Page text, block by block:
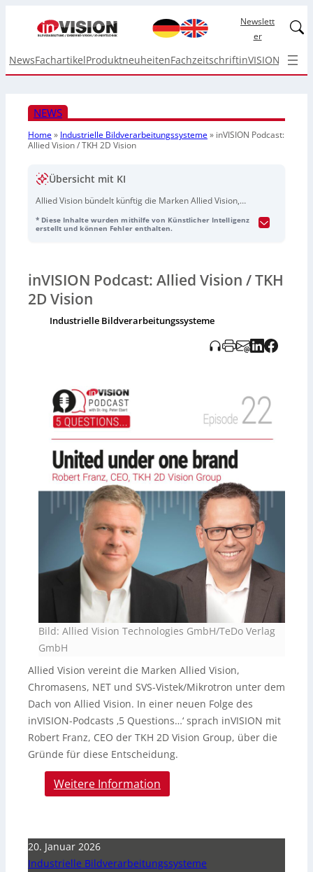
Newslett
er
NewsFachartikelProduktneuheitenFachzeitschriftinVISION Top
NEWS
Home» Industrielle Bildverarbeitungssysteme» inVISION Podcast:
Allied Vision / TKH 2D Vision
Übersicht mit KI
Allied Vision bündelt künftig die Marken Allied Vision,
einem gemeinsamen Dach. In einer neuen Folge des
Tedo-Verlag bereitgestellt.
* Diese Inhalte wurden mithilfe von Künstlicher Intelligenz
erstellt und können Fehler enthalten.
inVISION Podcast: Allied Vision / TKH
2D Vision
Industrielle Bildverarbeitungssysteme
Bild: Allied Vision Technologies GmbH/TeDo Verlag
GmbH
Allied Vision vereint die Marken Allied Vision,
Chromasens, NET und SVS-Vistek/Mikrotron unter dem
Dach von Allied Vision. In einer neuen Folge des
inVISION-Podcasts ‚5 Questions…‘ sprach inVISION mit
Robert Franz, CEO der TKH 2D Vision Group, über die
Gründe für diese Entscheidung.
Weitere Information
20. Januar 2026
Industrielle Bildverarbeitungssysteme